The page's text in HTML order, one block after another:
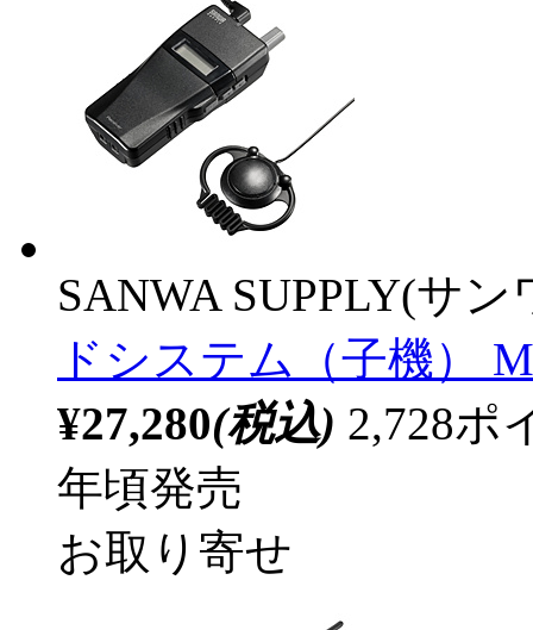
SANWA SUPPLY(サ
ドシステム（子機）
¥27,280(税込) 2,728ポ
年頃発売
お取り寄せ